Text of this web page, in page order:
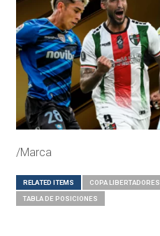
/Marca
RELATED ITEMS COPA LIBERTADORES
TABLA DE POSICIONES